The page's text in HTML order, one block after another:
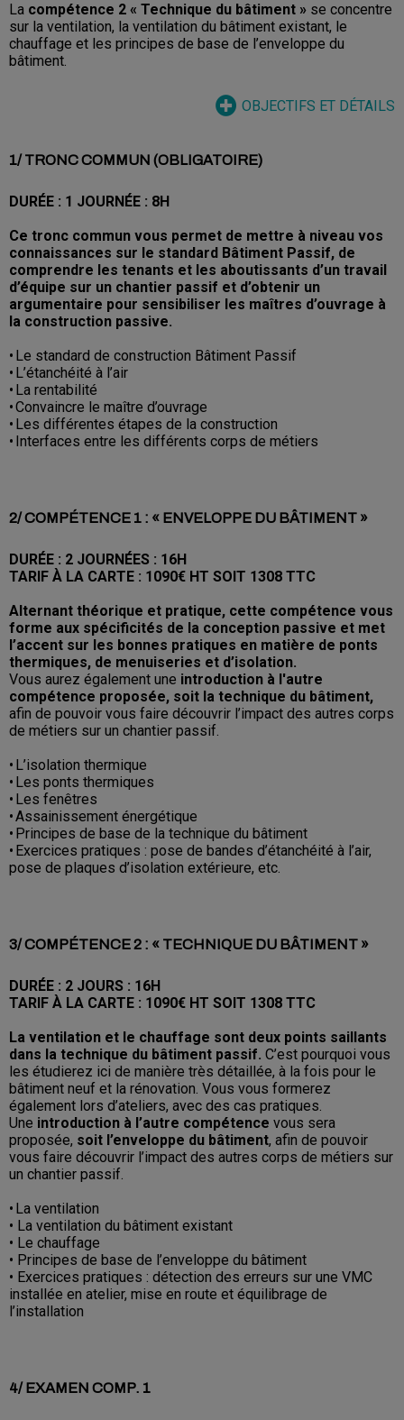
La compétence 2 « Technique du bâtiment » se concentre
sur la ventilation, la ventilation du bâtiment existant, le
chauffage et les principes de base de l’enveloppe du
bâtiment.
OBJECTIFS ET DÉTAILS
1/ TRONC COMMUN (OBLIGATOIRE)
DURÉE : 1 JOURNÉE : 8H
Ce tronc commun vous permet de mettre à niveau vos
connaissances sur le standard Bâtiment Passif, de
comprendre les tenants et les aboutissants d’un travail
d’équipe sur un chantier passif et d’obtenir un
argumentaire pour sensibiliser les maîtres d’ouvrage à
la construction passive.
• Le standard de construction Bâtiment Passif
• L’étanchéité à l’air
• La rentabilité
• Convaincre le maître d’ouvrage
• Les différentes étapes de la construction
• Interfaces entre les différents corps de métiers
2/ COMPÉTENCE 1 : « ENVELOPPE DU BÂTIMENT »
DURÉE : 2 JOURNÉES : 16H
TARIF À LA CARTE : 1090€ HT SOIT 1308 TTC
Alternant théorique et pratique, cette compétence vous
forme aux spécificités de la conception passive et met
l’accent sur les bonnes pratiques en matière de ponts
thermiques, de menuiseries et d’isolation.
Vous aurez également une introduction à l'autre
compétence proposée, soit la technique du bâtiment,
afin de pouvoir vous faire découvrir l’impact des autres corps
de métiers sur un chantier passif.
• L’isolation thermique
• Les ponts thermiques
• Les fenêtres
• Assainissement énergétique
• Principes de base de la technique du bâtiment
• Exercices pratiques : pose de bandes d’étanchéité à l’air,
pose de plaques d’isolation extérieure, etc.
3/ COMPÉTENCE 2 : « TECHNIQUE DU BÂTIMENT »
DURÉE : 2 JOURS : 16H
TARIF À LA CARTE : 1090€ HT SOIT 1308 TTC
La ventilation et le chauffage sont deux points saillants
dans la technique du bâtiment passif. C’est pourquoi vous
les étudierez ici de manière très détaillée, à la fois pour le
bâtiment neuf et la rénovation. Vous vous formerez
également lors d’ateliers, avec des cas pratiques.
Une introduction à l’autre compétence vous sera
proposée, soit l’enveloppe du bâtiment, afin de pouvoir
vous faire découvrir l’impact des autres corps de métiers sur
un chantier passif.
• La ventilation
• La ventilation du bâtiment existant
• Le chauffage
• Principes de base de l’enveloppe du bâtiment
• Exercices pratiques : détection des erreurs sur une VMC
installée en atelier, mise en route et équilibrage de
l’installation
4/ EXAMEN COMP. 1